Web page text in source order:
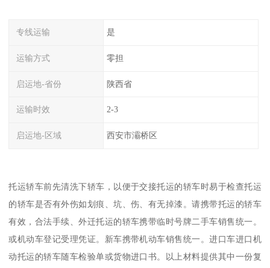
专线运输 是
运输方式 零担
启运地-省份 陕西省
运输时效 2-3
启运地-区域 西安市灞桥区
托运轿车前先清洗下轿车，以便于交接托运的轿车时易于检查托运
的轿车是否有外伤如划痕、坑、伤、有无掉漆。请携带托运的轿车
有效，合法手续、外迁托运的轿车携带临时号牌二手车销售统一。
或机动车登记受理凭证。新车携带机动车销售统一。进口车进口机
动托运的轿车随车检验单或货物进口书。以上材料提供其中一份复